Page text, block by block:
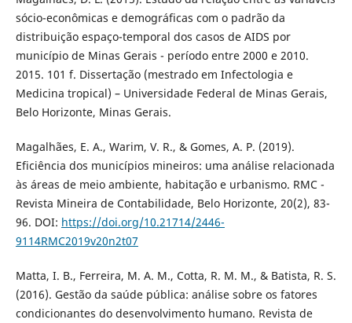
sócio-econômicas e demográficas com o padrão da
distribuição espaço-temporal dos casos de AIDS por
município de Minas Gerais - período entre 2000 e 2010.
2015. 101 f. Dissertação (mestrado em Infectologia e
Medicina tropical) – Universidade Federal de Minas Gerais,
Belo Horizonte, Minas Gerais.
Magalhães, E. A., Warim, V. R., & Gomes, A. P. (2019).
Eficiência dos municípios mineiros: uma análise relacionada
às áreas de meio ambiente, habitação e urbanismo. RMC -
Revista Mineira de Contabilidade, Belo Horizonte, 20(2), 83-
96. DOI: https://doi.org/10.21714/2446-
9114RMC2019v20n2t07
Matta, I. B., Ferreira, M. A. M., Cotta, R. M. M., & Batista, R. S.
(2016). Gestão da saúde pública: análise sobre os fatores
condicionantes do desenvolvimento humano. Revista de